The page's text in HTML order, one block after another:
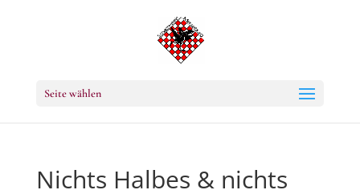
Seite wählen
Nichts Halbes & nichts